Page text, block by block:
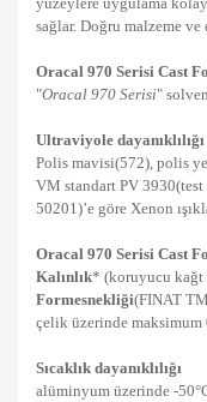
sağlar. Doğru malzeme
Oracal 970 Serisi Cast
"Oracal 970 Serisi"
Ultraviyole dayanıklılığı
Polis mavisi(572), polis
VM standart PV 3930(test
50201)’e göre Xenon
Oracal 970 Serisi Cast
Kalınlık* (koruyucu kağt
Formesnekliği(FINAT
çelik üzerinde maksimum
Sıcaklık dayanıklılığı
alüminyum üzerinde -